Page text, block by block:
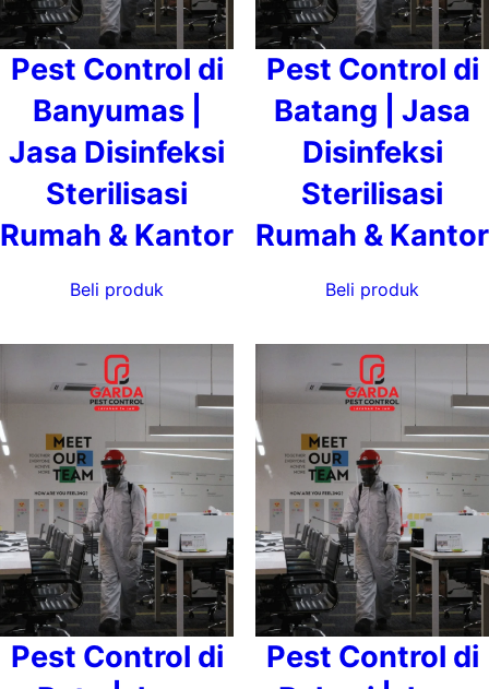
Pest Control di
Banyumas |
Jasa Disinfeksi
Sterilisasi
Rumah & Kantor
Beli produk
Pest Control di
Batang | Jasa
Disinfeksi
Sterilisasi
Rumah & Kantor
Beli produk
Pest Control di
Pest Control di